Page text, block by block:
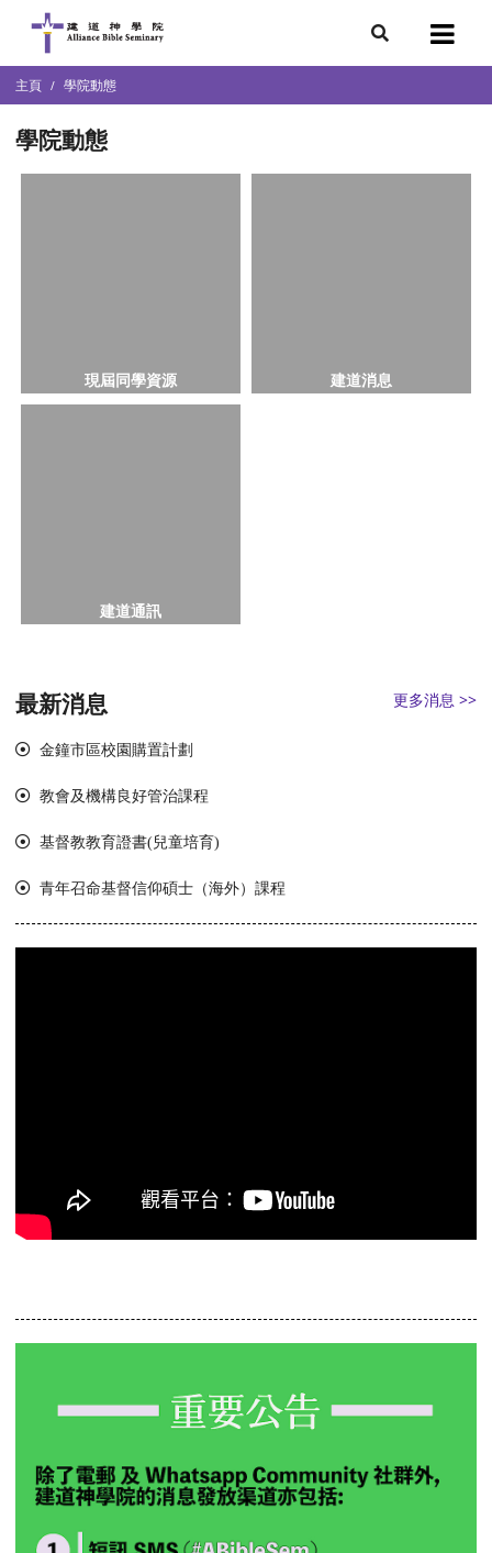
主頁 學院動態
學院動態
現屆同學資源 建道消息
建道通訊
最新消息 更多消息 >>
金鐘市區校園購置計劃
教會及機構良好管治課程
基督教教育證書(兒童培育)
青年召命基督信仰碩士（海外）課程